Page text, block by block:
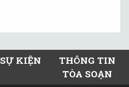
SỰ KIỆN
THÔNG TIN
TÒA SOẠN